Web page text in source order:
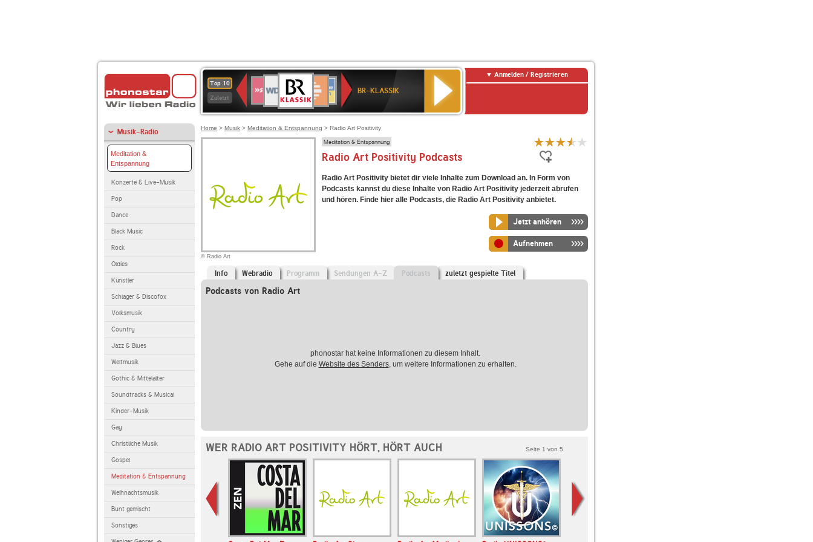
Top 10
Zuletzt
Deutschlandfunk
80er
90er
OLDIE
ANTENNE
4
BR-
KLASSIK
Deutschlandfunk
Kultur
ANTENNE
BAYERN
SWR
Kultur
NDR
2
BR-KLASSIK
Anmelden / Registrieren
Musik-Radio
Meditation &
Entspannung
Konzerte & Live-Musik
Pop
Dance
Black Music
Rock
Oldies
Künstler
Schlager & Discofox
Volksmusik
Country
Jazz & Blues
Weltmusik
Gothic & Mittelalter
Soundtracks & Musical
Kinder-Musik
Gay
Christliche Musik
Gospel
Meditation & Entspannung
Weihnachtsmusik
Bunt gemischt
Sonstiges
Home > Musik > Meditation & Entspannung > Radio Art Positivity
© Radio Art
Meditation & Entspannung
Radio Art Positivity Podcasts
Radio Art Positivity bietet dir viele Inhalte zum Download an. In Form von
Podcasts kannst du diese Inhalte von Radio Art Positivity jederzeit abrufen
und hören. Finde hier alle Podcasts, die Radio Art Positivity anbietet.
Jetzt anhören
Aufnehmen
Info Webradio Programm Sendungen A-Z Podcasts zuletzt gespielte Titel
Podcasts von Radio Art
phonostar hat keine Informationen zu diesem Inhalt.
Gehe auf die Website des Senders, um weitere Informationen zu erhalten.
WER RADIO ART POSITIVITY HÖRT, HÖRT AUCH Seite 1 von 5